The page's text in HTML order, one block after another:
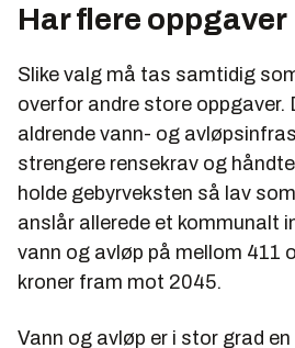
Har flere oppgaver
Slike valg må tas samtidig
overfor andre store oppgaver.
aldrende vann- og
strengere rensekrav og
holde gebyrveksten så lav
anslår allerede et kommunalt
vann og avløp på mellom 411
kroner fram mot 2045.
Vann og avløp er i stor grad